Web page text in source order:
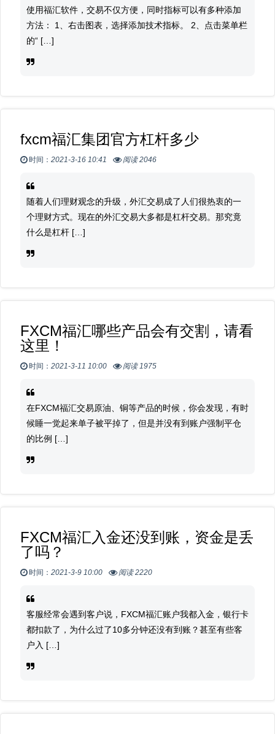
使用福汇软件，交易不仅方便，同时指标可以有多种添加
方法： 1、右击图表，选择添加技术指标。 2、点击菜单栏
的“ […]
fxcm福汇集团官方杠杆多少
时间： 2021-3-16 10:41 阅读 2046
随着人们理财观念的升级，外汇交易成了人们很热衷的一
个理财方式。现在的外汇交易大多都是杠杆交易。那究竟
什么是杠杆 […]
FXCM福汇哪些产品会有交割，请看
这里！
时间： 2021-3-11 10:00 阅读 1975
在FXCM福汇交易原油、铜等产品的时候，你会发现，有时
候睡一觉起来单子被平掉了，但是并没有到账户强制平仓
的比例 […]
FXCM福汇入金还没到账，资金是丢
了吗？
时间： 2021-3-9 10:00 阅读 2220
客服经常会遇到客户说，FXCM福汇账户我都入金，银行卡
都扣款了，为什么过了10多分钟还没有到账？甚至有些客
户入 […]